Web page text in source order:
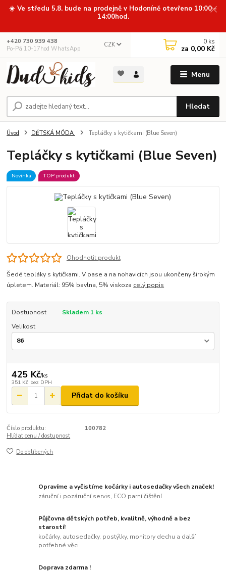
☀️ Ve středu 5.8. bude na prodejně v Hodoníně otevřeno 10:00 -
14:00hod.
Menu
CZK
Hledat
+420 730 939 438
Po-Pá 10-17hod WhatsApp
0 ks
za 0,00 Kč
Úvod DĚTSKÁ MÓDA Tepláčky s kytičkami (Blue Seven)
Tepláčky s kytičkami (Blue Seven)
Novinka TOP produkt
Ohodnotit produkt
Šedé tepláky s kytičkami. V pase a na nohavicích jsou ukončeny širokým
úpletem. Materiál: 95% bavlna, 5% viskoza celý popis
Dostupnost
Skladem 1 ks
Velikost
425 Kč/ks
351 Kč bez DPH
Přidat do košíku
Číslo produktu:
100782
Hlídat cenu / dostupnost
Do oblíbených
Opravíme a vyčistíme kočárky i autosedačky všech značek!
záruční i pozáruční servis, ECO parní čištění
Půjčovna dětských potřeb, kvalitně, výhodně a bez
starostí!
kočárky, autosedačky, postýlky, monitory dechu a další
potřebné věci
Doprava zdarma !